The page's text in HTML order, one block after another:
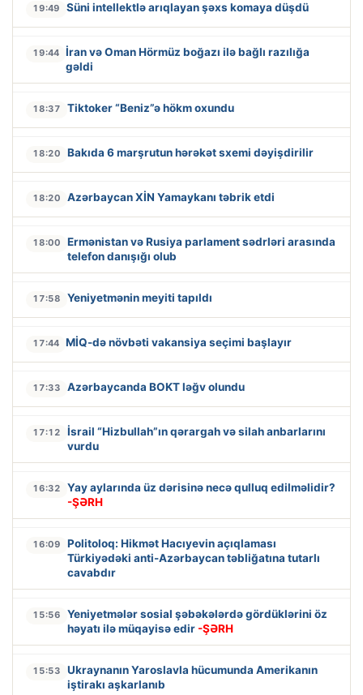
19:49 Süni intellektlə arıqlayan şəxs komaya düşdü
19:44 İran və Oman Hörmüz boğazı ilə bağlı razılığa
gəldi
18:37 Tiktoker “Beniz”ə hökm oxundu
18:20 Bakıda 6 marşrutun hərəkət sxemi dəyişdirilir
18:20 Azərbaycan XİN Yamaykanı təbrik etdi
18:00
Ermənistan və Rusiya parlament sədrləri arasında
telefon danışığı olub
17:58 Yeniyetmənin meyiti tapıldı
17:44 MİQ-də növbəti vakansiya seçimi başlayır
17:33 Azərbaycanda BOKT ləğv olundu
17:12
İsrail “Hizbullah”ın qərargah və silah anbarlarını
vurdu
16:32
Yay aylarında üz dərisinə necə qulluq edilməlidir?
-ŞƏRH
16:09
Politoloq: Hikmət Hacıyevin açıqlaması
Türkiyədəki anti-Azərbaycan təbliğatına tutarlı
cavabdır
15:56
Yeniyetmələr sosial şəbəkələrdə gördüklərini öz
həyatı ilə müqayisə edir -ŞƏRH
15:53
Ukraynanın Yaroslavla hücumunda Amerikanın
iştirakı aşkarlanıb